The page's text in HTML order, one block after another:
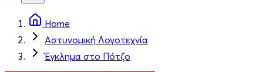
Home
Αστυνομική Λογοτεχνία
Έγκλημα στο Πότζο